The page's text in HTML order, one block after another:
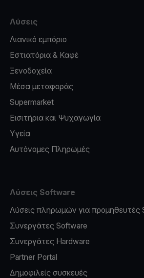
Λύσεις
Λιανικό εμπόριο
Εστιατόρια & Καφέ
Ξενοδοχεία
Μέσα μεταφοράς
Supermarket
Εισιτήρια και Ψυχαγωγία
Υγεία
Αυτόνομες Πληρωμές
Λύσεις Software
Λύσεις πληρωμών για προμηθευτές
Συνεργάτες Software
Συνεργάτες Hardware
Partner Portal
Δημοφιλείς συσκευές